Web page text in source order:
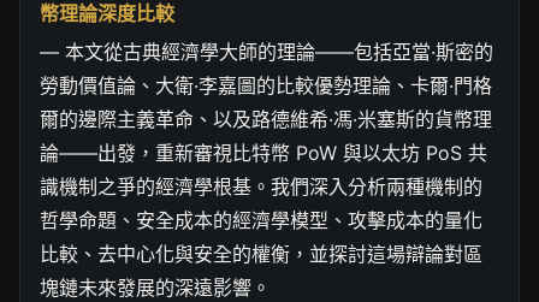
幣理論深度比較
— 本文從古典經濟學大師的理論——包括亞當·斯密的
勞動價值論、大衛·李嘉圖的比較優勢理論、卡爾·門格
爾的邊際主義革命、以及路德維希·馮·米塞斯的貨幣理
論——出發，重新審視比特幣 PoW 與以太坊 PoS 共
識機制之爭的經濟學根基。我們深入分析兩種機制的
哲學命題、安全成本的經濟學模型、攻擊成本的量化
比較、去中心化與安全的權衡，並探討這場辯論對區
塊鏈未來發展的深遠影響。